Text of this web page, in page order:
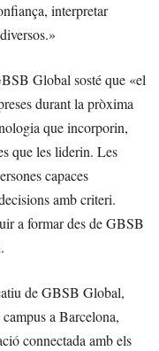
interpretar
Global sosté que «el
durant la pròxima
que incorporin,
que les liderin. Les
capaces
amb criteri.
a formar des de GBSB
de GBSB Global,
a Barcelona,
connectada amb els